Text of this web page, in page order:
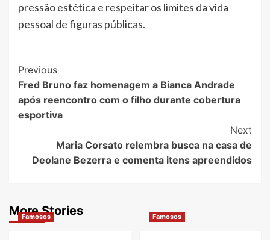
pressão estética e respeitar os limites da vida
pessoal de figuras públicas.
Post
Navigation
Previous
Fred Bruno faz homenagem a Bianca Andrade
após reencontro com o filho durante cobertura
esportiva
Next
Maria Corsato relembra busca na casa de
Deolane Bezerra e comenta itens apreendidos
More Stories
Famosos Famosos